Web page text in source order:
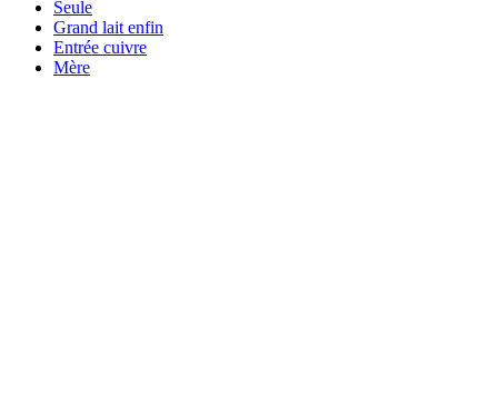
Seule
Grand lait enfin
Entrée cuivre
Mère